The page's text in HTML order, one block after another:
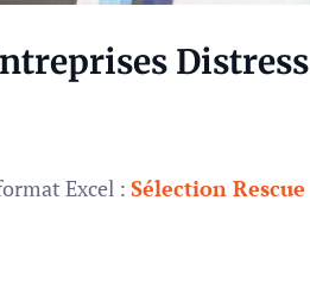
Distress
Excel : Sélection Rescue